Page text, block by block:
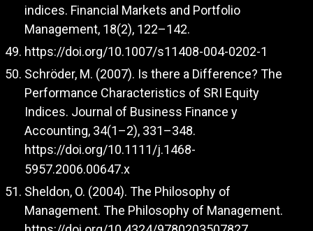
indices. Financial Markets and Portfolio
Management, 18(2), 122–142.
https://doi.org/10.1007/s11408-004-0202-1
Schröder, M. (2007). Is there a Difference? The
Performance Characteristics of SRI Equity
Indices. Journal of Business Finance y
Accounting, 34(1–2), 331–348.
https://doi.org/10.1111/j.1468-
5957.2006.00647.x
Sheldon, O. (2004). The Philosophy of
Management. The Philosophy of Management.